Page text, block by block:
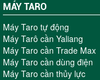
MÁY TARO
Máy Taro tự động
Máy Tarô cần Yaliang
Máy Taro cần Trade Max
Máy Taro cần dùng điện
Máy Taro cần thủy lực